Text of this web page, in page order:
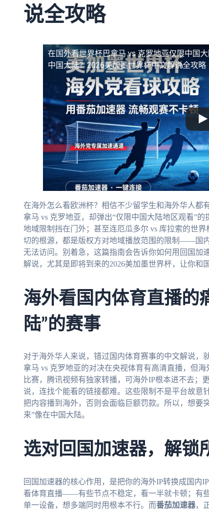
说全攻略
在国外看世界杯巴拿马 vs 克罗地亚仅限中国
中国大陆？2026美加墨世界杯中文解说全攻略
在海外怎么看欧洲杯？相信不少留学生和海外华人都
拿马 vs 克罗地亚，却弹出“仅限中国大陆地区观看”
地域限制挡在门外；甚至连厄瓜多尔 vs 库拉索的世
切的根源，都是版权方对地域播放范围的限制——国
无法访问。别着急，这篇指南会告诉你如何用回国加
解说，尤其是即将到来的2026美加墨世界杯，让你和
海外看国内体育直播的
陆”的赛事
对于海外华人来说，错过国内体育赛事的中文解说，
拿马 vs 克罗地亚的对决在央视体育有高清直播，但
比赛，腾讯视频有独家转播，可海外IP根本进不去；
说，连找个能看的链接都难。这些限制不是平台故
把内容播到海外，否则会面临巨额罚款。所以，想要
来”像在中国大陆。
选对回国加速器，解锁
回国加速器的核心作用，是把你的海外IP转换成国内
看体育直播——有些节点不稳定，看一半就卡顿；有
单一设备，想多端同时用根本不行。而番茄加速器，